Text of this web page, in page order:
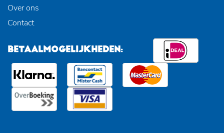
Over ons
Contact
BETAALMOGELIJKHEDEN: